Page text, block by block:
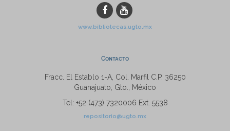
www.bibliotecas.ugto.mx
Contacto
Fracc. El Establo 1-A, Col. Marfil C.P. 36250
Guanajuato, Gto., México
Tel: +52 (473) 7320006 Ext. 5538
repositorio@ugto.mx